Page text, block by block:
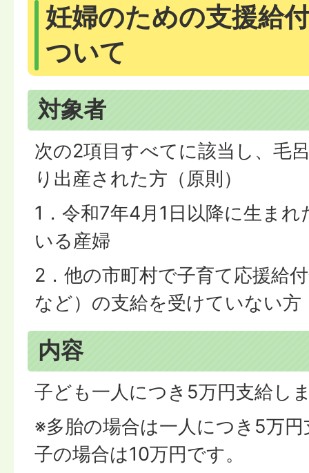
妊婦のための支援給
ついて
対象者
次の2項目すべてに該当し、毛
り出産された方（原則）
1．令和7年4月1日以降に生ま
いる産婦
2．他の市町村で子育て応援給
など）の支給を受けていない方
内容
子ども一人につき5万円支給し
※多胎の場合は一人につき5万
子の場合は10万円です。